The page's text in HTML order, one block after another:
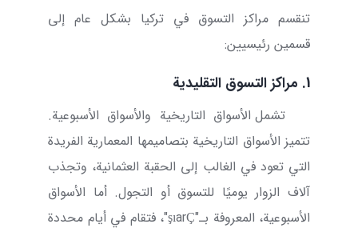
تنقسم مراكز التسوق في تركيا بشكل عام إلى
قسمين رئيسيين:
1. مراكز التسوق التقليدية
تشمل الأسواق التاريخية والأسواق الأسبوعية.
تتميز الأسواق التاريخية بتصاميمها المعمارية الفريدة
التي تعود في الغالب إلى الحقبة العثمانية، وتجذب
آلاف الزوار يوميًا للتسوق أو التجول. أما الأسواق
الأسبوعية، المعروفة بـ"Ç
ar
şı"، فتقام في أيام محددة